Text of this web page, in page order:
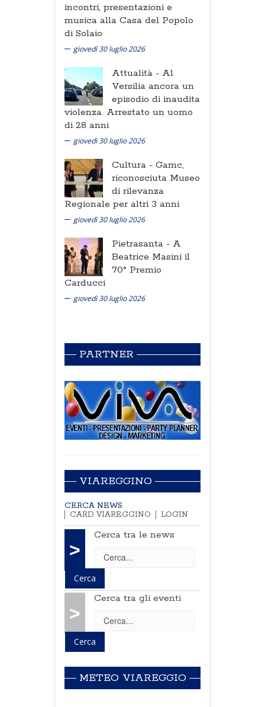
incontri, presentazioni e
musica alla Casa del Popolo
di Solaio
giovedì 30 luglio 2026
Attualità - Al
Versilia ancora un
episodio di inaudita
violenza. Arrestato un uomo
di 28 anni
giovedì 30 luglio 2026
Cultura - Gamc,
riconosciuta Museo
di rilevanza
Regionale per altri 3 anni
giovedì 30 luglio 2026
Pietrasanta - A
Beatrice Masini il
70° Premio
Carducci
giovedì 30 luglio 2026
PARTNER
VIAREGGINO
CERCA NEWS
CARD VIAREGGINO
LOGIN
>
Cerca tra le news
>
Cerca tra gli eventi
METEO VIAREGGIO